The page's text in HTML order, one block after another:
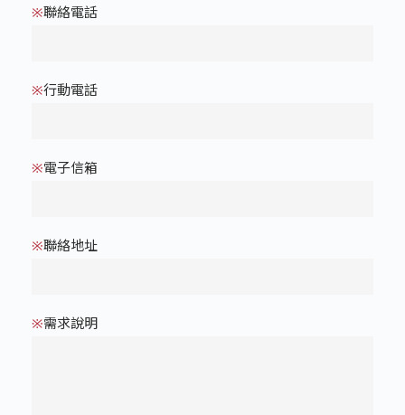
※聯絡電話
※行動電話
※電子信箱
※聯絡地址
※需求說明